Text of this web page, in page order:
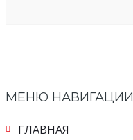
МЕНЮ НАВИГАЦИИ
ГЛАВНАЯ